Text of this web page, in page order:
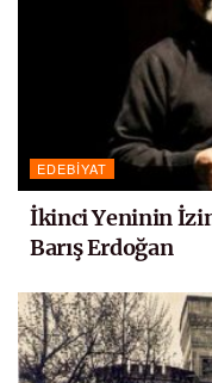
EDEBIYAT
İkinci Yeninin
Barış Erdoğan